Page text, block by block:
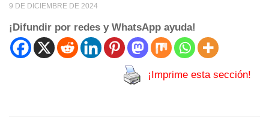
9 DE DICIEMBRE DE 2024
¡Difundir por redes y WhatsApp ayuda!
¡Imprime esta sección!